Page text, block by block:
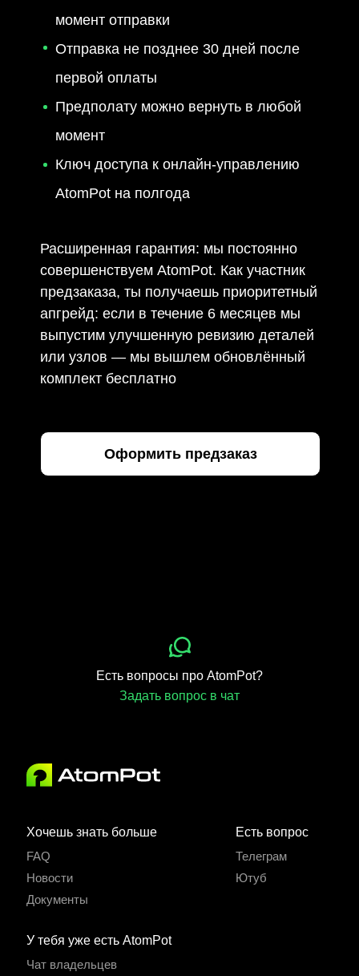
Расширенная гарантия: мы постоянно
совершенствуем AtomPot. Как участник
предзаказа, ты получаешь приоритетный
апгрейд: если в течение 6 месяцев мы
выпустим улучшенную ревизию деталей
или узлов — мы вышлем обновлённый
комплект бесплатно
момент отправки
Отправка не позднее 30 дней после
первой оплаты
Предполату можно вернуть в любой
момент
Ключ доступа к онлайн-управлению
AtomPot на полгода
Оформить предзаказ
Есть вопросы про AtomPot?
Задать вопрос в чат
Ютуб
Есть вопрос
Телеграм
У тебя уже есть AtomPot
Чат владельцев
Хочешь знать больше
Документы
FAQ
Новости